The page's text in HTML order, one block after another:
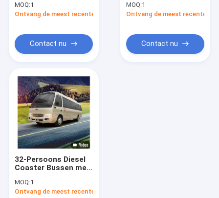
Elektrisch Mini Trucks
De Karren van het douanegolf
Elektrische mijnbouwtruck
Reinigingsvoertuig
zitplaatsen 114,5
kwh LiFePo4 batterij
MOQ:1
Ontvang de meest recente Prijs
Contact nu
Bereik, en LHD RHD
Stuuropties
MOQ:1
Ontvang de meest recente
Contact nu
32-Persoons Diesel
Coaster Bussen met
Tractiecontrole voor
Veilig
MOQ:1
Ontvang de meest recente Prijs